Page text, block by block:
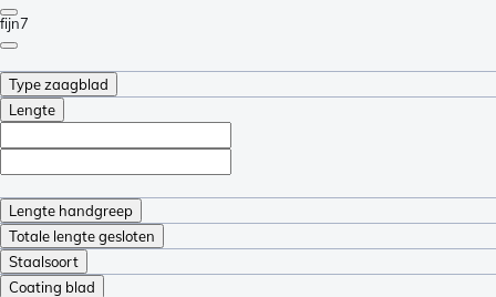
fijn7
Type zaagblad
Lengte
Lengte handgreep
Totale lengte gesloten
Staalsoort
Coating blad